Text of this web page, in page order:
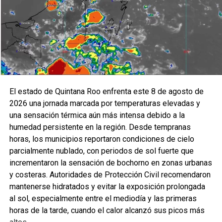
El estado de Quintana Roo enfrenta este 8 de agosto de
2026 una jornada marcada por temperaturas elevadas y
una sensación térmica aún más intensa debido a la
humedad persistente en la región. Desde tempranas
horas, los municipios reportaron condiciones de cielo
parcialmente nublado, con periodos de sol fuerte que
incrementaron la sensación de bochorno en zonas urbanas
y costeras. Autoridades de Protección Civil recomendaron
mantenerse hidratados y evitar la exposición prolongada
al sol, especialmente entre el mediodía y las primeras
horas de la tarde, cuando el calor alcanzó sus picos más